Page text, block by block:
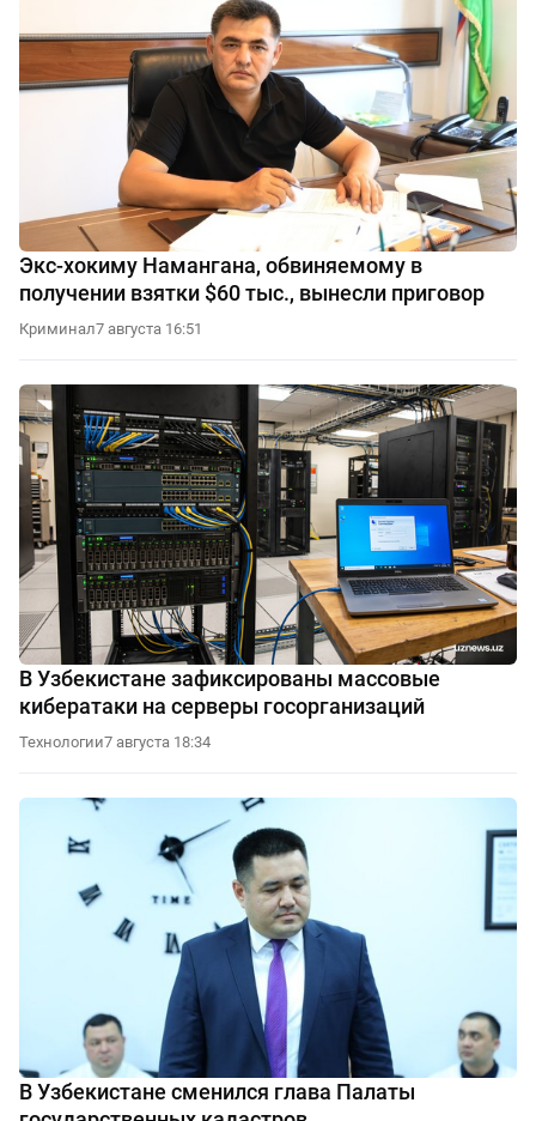
Экс-хокиму Намангана, обвиняемому в
получении взятки $60 тыс., вынесли приговор
Криминал7 августа 16:51
В Узбекистане зафиксированы массовые
кибератаки на серверы госорганизаций
Технологии7 августа 18:34
В Узбекистане сменился глава Палаты